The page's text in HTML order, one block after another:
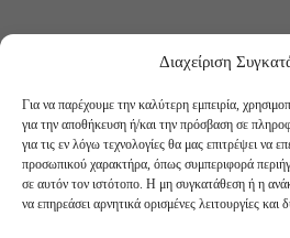
Διαχείριση
Για να παρέχουμε την καλύτερη εμπειρία,
για την αποθήκευση ή/και την πρόσβαση σε
για τις εν λόγω τεχνολογίες θα μας επιτρέψει να
προσωπικού χαρακτήρα, όπως συμπεριφορά
σε αυτόν τον ιστότοπο. Η μη συγκατάθεση ή η
να επηρεάσει αρνητικά ορισμένες λειτουργίες και